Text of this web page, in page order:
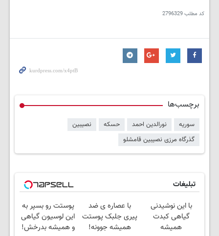
کد مطلب2796329
برچسب‌ها
سوریه نورالدین احمد حسکه
نصیبین
گذرگاه مرزی نصیبین قامشلو
تبلیغات
با این نوشیدنی
گیاهی کبدت
همیشه
با عصاره ی ضد
پیری جلبک پوستت
همیشه جوونه!
پوستت رو بسپر به
این لوسیون گیاهی
و همیشه بدرخش!